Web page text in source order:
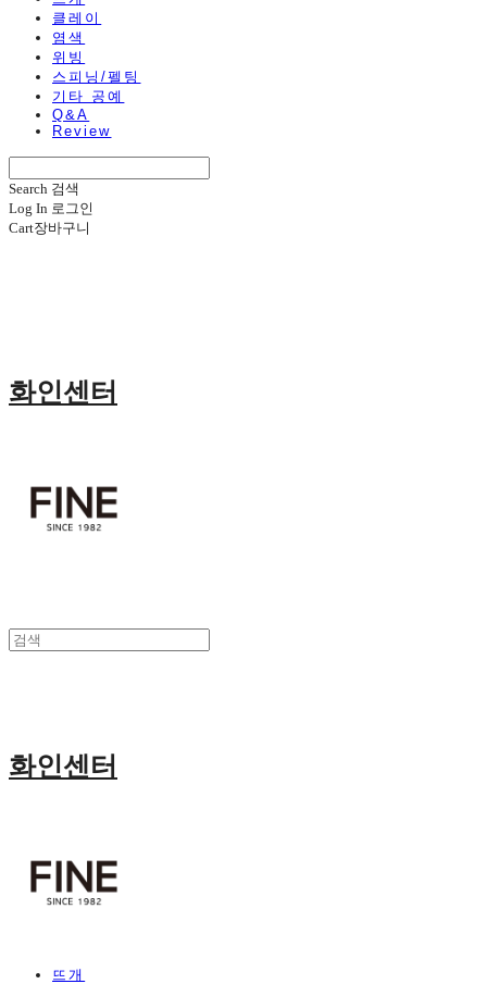
클레이
염색
위빙
스피닝/펠팅
기타 공예
Q&A
Review
Search 검색
Log In 로그인
Cart장바구니
화인센터
화인센터
뜨개